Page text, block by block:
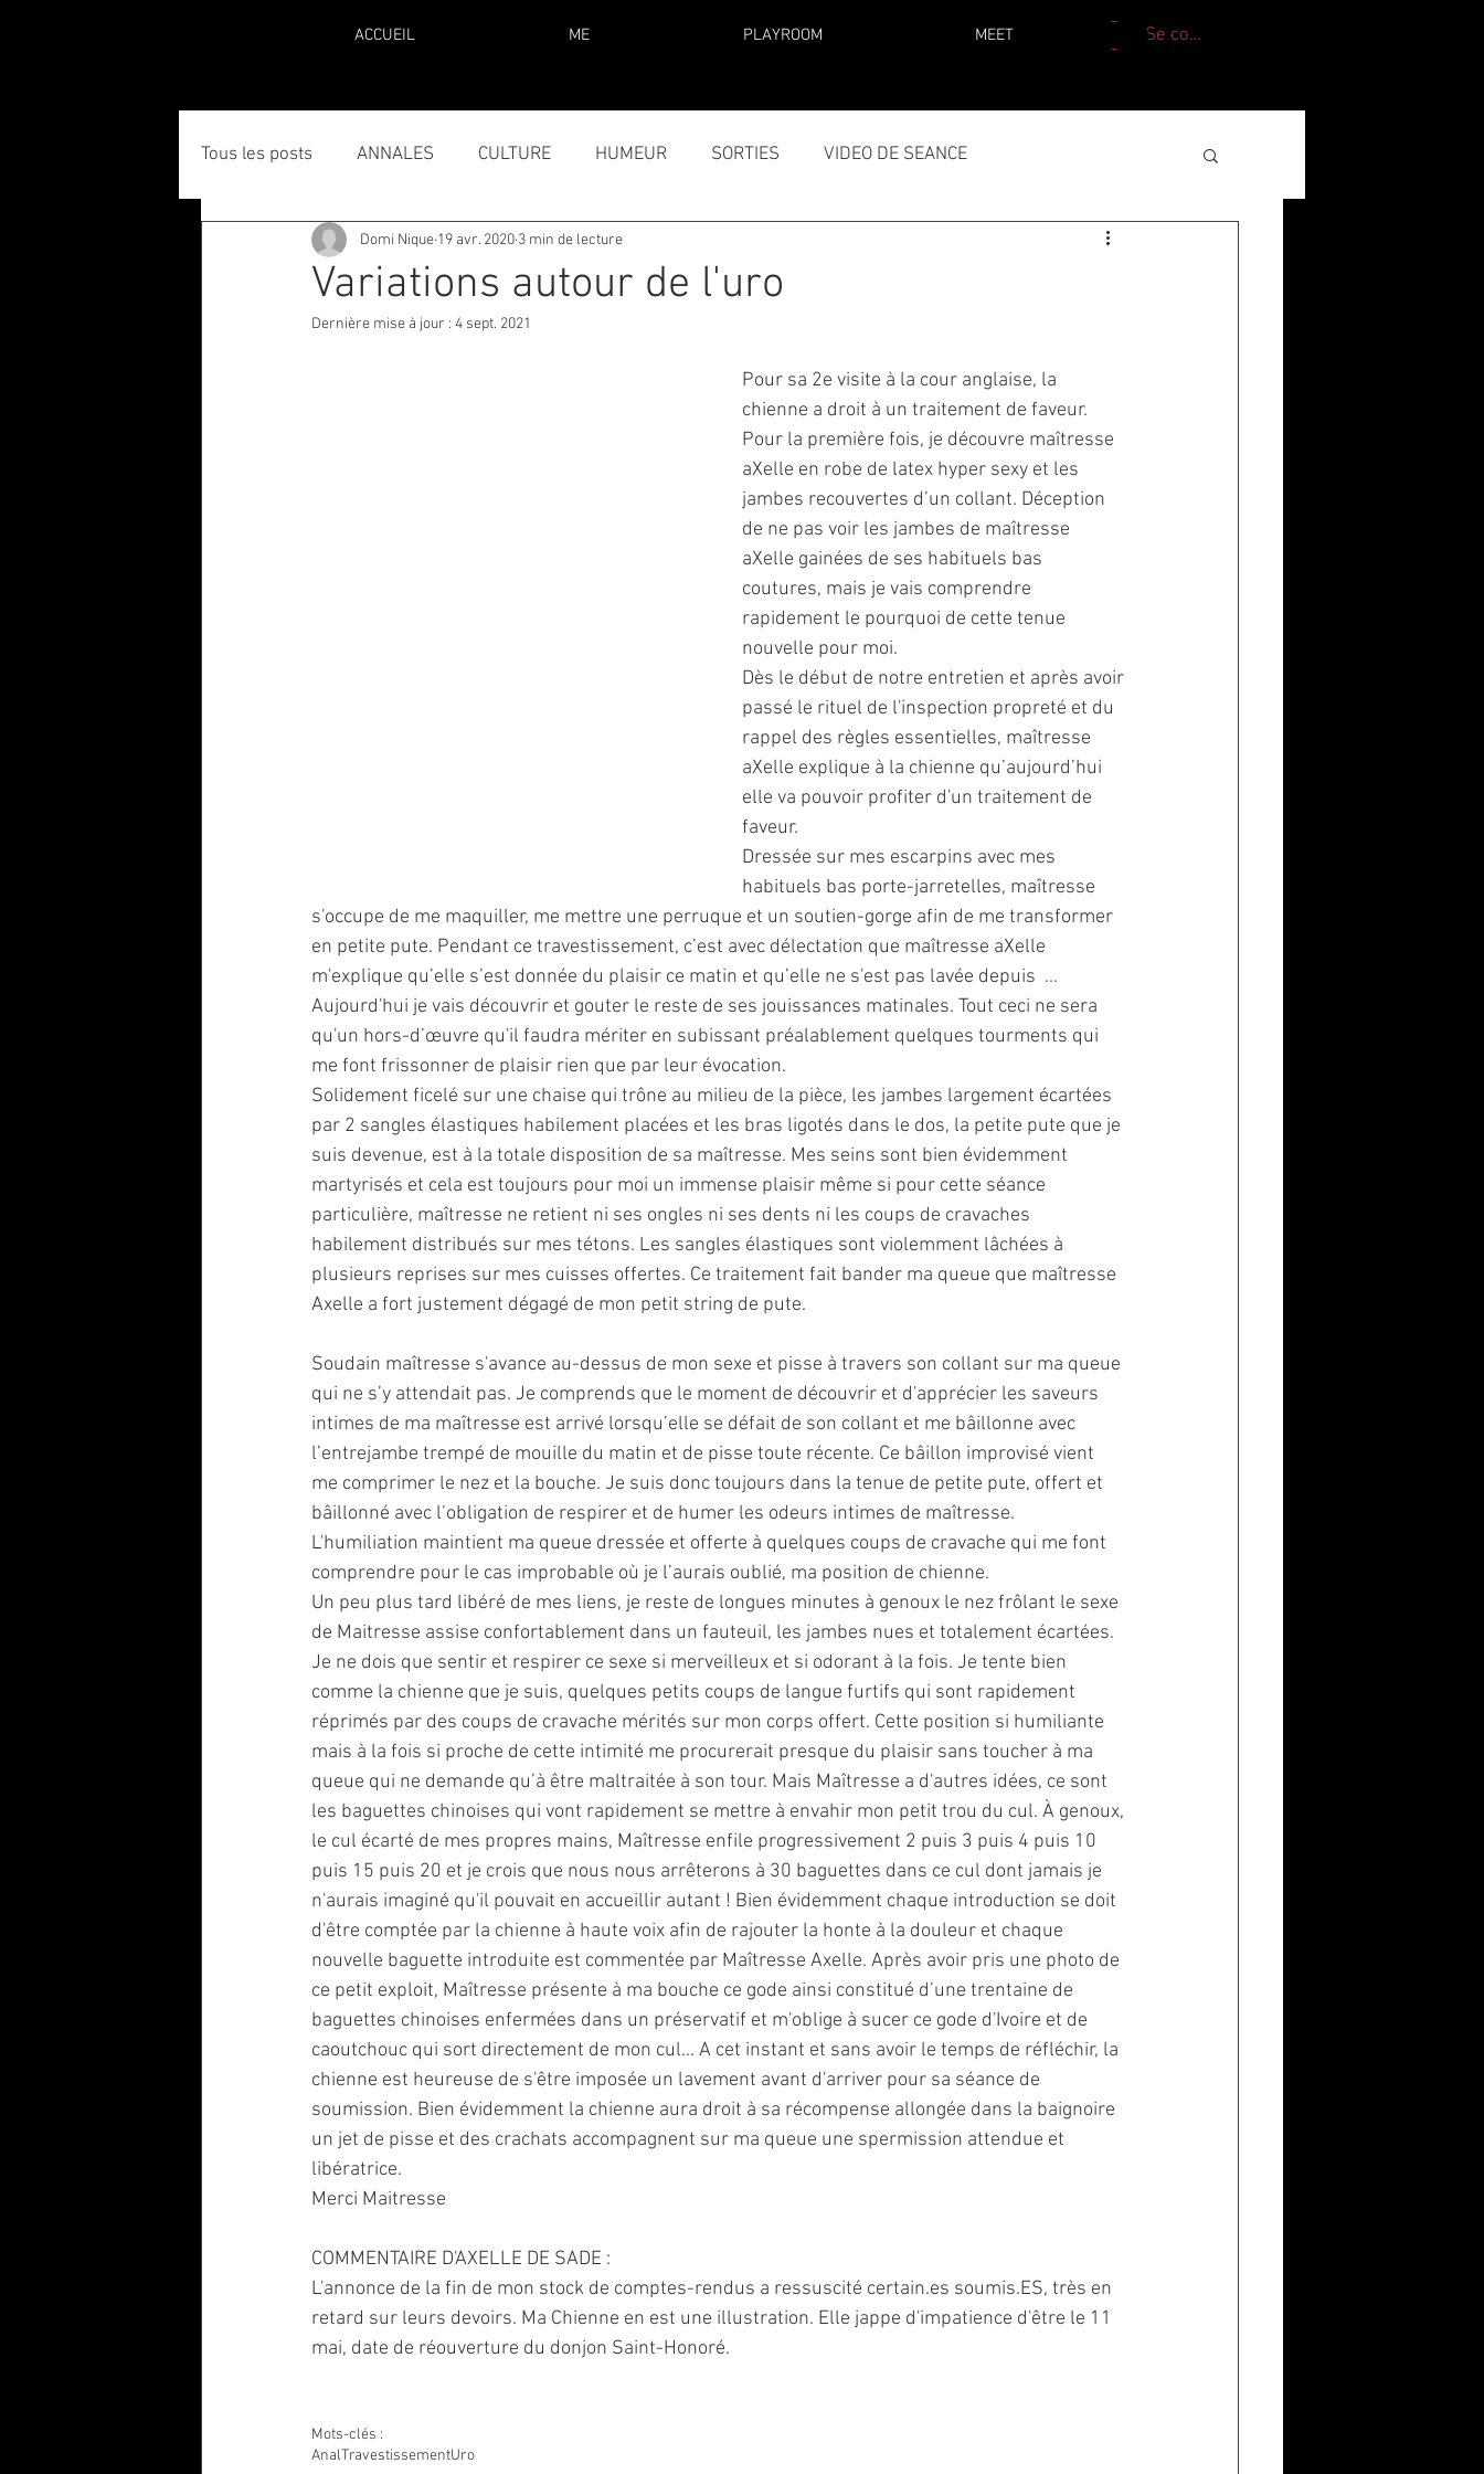
ACCUEIL ME PLAYROOM MEET Se connecter
Tous les posts ANNALES CULTURE HUMEUR SORTIES VIDEO DE SEANCE
Variations autour de l'uro
Domi Nique 19 avr. 2020 3 min de lecture
Dernière mise à jour : 4 sept. 2021
Pour sa 2e visite à la cour anglaise, la
chienne a droit à un traitement de faveur.
Pour la première fois, je découvre maîtresse
aXelle en robe de latex hyper sexy et les
jambes recouvertes d’un collant. Déception
de ne pas voir les jambes de maîtresse
aXelle gainées de ses habituels bas
coutures, mais je vais comprendre
rapidement le pourquoi de cette tenue
nouvelle pour moi.
Dès le début de notre entretien et après avoir
passé le rituel de l'inspection propreté et du
rappel des règles essentielles, maîtresse
aXelle explique à la chienne qu’aujourd’hui
elle va pouvoir profiter d'un traitement de
faveur.
Dressée sur mes escarpins avec mes
habituels bas porte-jarretelles, maîtresse
s'occupe de me maquiller, me mettre une perruque et un soutien-gorge afin de me transformer
en petite pute. Pendant ce travestissement, c’est avec délectation que maîtresse aXelle
m'explique qu’elle s’est donnée du plaisir ce matin et qu’elle ne s'est pas lavée depuis  ...
Aujourd'hui je vais découvrir et gouter le reste de ses jouissances matinales. Tout ceci ne sera
qu'un hors-d’œuvre qu'il faudra mériter en subissant préalablement quelques tourments qui
me font frissonner de plaisir rien que par leur évocation.
Solidement ficelé sur une chaise qui trône au milieu de la pièce, les jambes largement écartées
par 2 sangles élastiques habilement placées et les bras ligotés dans le dos, la petite pute que je
suis devenue, est à la totale disposition de sa maîtresse. Mes seins sont bien évidemment
martyrisés et cela est toujours pour moi un immense plaisir même si pour cette séance
particulière, maîtresse ne retient ni ses ongles ni ses dents ni les coups de cravaches
habilement distribués sur mes tétons. Les sangles élastiques sont violemment lâchées à
plusieurs reprises sur mes cuisses offertes. Ce traitement fait bander ma queue que maîtresse
Axelle a fort justement dégagé de mon petit string de pute.
Soudain maîtresse s'avance au-dessus de mon sexe et pisse à travers son collant sur ma queue
qui ne s’y attendait pas. Je comprends que le moment de découvrir et d'apprécier les saveurs
intimes de ma maîtresse est arrivé lorsqu’elle se défait de son collant et me bâillonne avec
l’entrejambe trempé de mouille du matin et de pisse toute récente. Ce bâillon improvisé vient
me comprimer le nez et la bouche. Je suis donc toujours dans la tenue de petite pute, offert et
bâillonné avec l’obligation de respirer et de humer les odeurs intimes de maîtresse.
L'humiliation maintient ma queue dressée et offerte à quelques coups de cravache qui me font
comprendre pour le cas improbable où je l’aurais oublié, ma position de chienne.
Un peu plus tard libéré de mes liens, je reste de longues minutes à genoux le nez frôlant le sexe
de Maitresse assise confortablement dans un fauteuil, les jambes nues et totalement écartées.
Je ne dois que sentir et respirer ce sexe si merveilleux et si odorant à la fois. Je tente bien
comme la chienne que je suis, quelques petits coups de langue furtifs qui sont rapidement
réprimés par des coups de cravache mérités sur mon corps offert. Cette position si humiliante
mais à la fois si proche de cette intimité me procurerait presque du plaisir sans toucher à ma
queue qui ne demande qu’à être maltraitée à son tour. Mais Maîtresse a d'autres idées, ce sont
les baguettes chinoises qui vont rapidement se mettre à envahir mon petit trou du cul. À genoux,
le cul écarté de mes propres mains, Maîtresse enfile progressivement 2 puis 3 puis 4 puis 10
puis 15 puis 20 et je crois que nous nous arrêterons à 30 baguettes dans ce cul dont jamais je
n'aurais imaginé qu'il pouvait en accueillir autant ! Bien évidemment chaque introduction se doit
d'être comptée par la chienne à haute voix afin de rajouter la honte à la douleur et chaque
nouvelle baguette introduite est commentée par Maîtresse Axelle. Après avoir pris une photo de
ce petit exploit, Maîtresse présente à ma bouche ce gode ainsi constitué d’une trentaine de
baguettes chinoises enfermées dans un préservatif et m'oblige à sucer ce gode d'Ivoire et de
caoutchouc qui sort directement de mon cul... A cet instant et sans avoir le temps de réfléchir, la
chienne est heureuse de s'être imposée un lavement avant d'arriver pour sa séance de
soumission. Bien évidemment la chienne aura droit à sa récompense allongée dans la baignoire
un jet de pisse et des crachats accompagnent sur ma queue une spermission attendue et
libératrice.
Merci Maitresse
COMMENTAIRE D'AXELLE DE SADE :
L'annonce de la fin de mon stock de comptes-rendus a ressuscité certain.es soumis.ES, très en
retard sur leurs devoirs. Ma Chienne en est une illustration. Elle jappe d'impatience d'être le 11
mai, date de réouverture du donjon Saint-Honoré.
Mots-clés :
AnalTravestissementUro